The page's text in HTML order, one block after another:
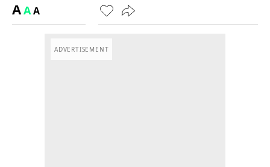
AAA
ADVERTISEMENT